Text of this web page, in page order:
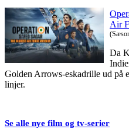
Air
Da
Golden Arrows-eskadrille ud på
linjer.
Se alle nye film og tv-serier